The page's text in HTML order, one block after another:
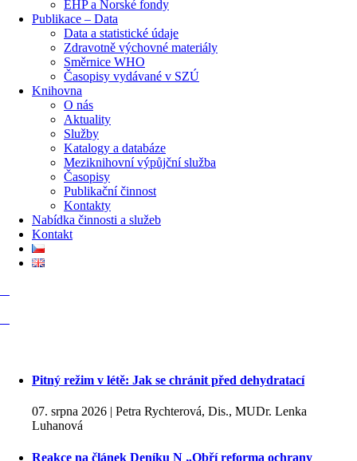
EHP a Norské fondy
Publikace – Data
Data a statistické údaje
Zdravotně výchovné materiály
Směrnice WHO
Časopisy vydávané v SZÚ
Knihovna
O nás
Aktuality
Služby
Katalogy a databáze
Meziknihovní výpůjční služba
Časopisy
Publikační činnost
Kontakty
Nabídka činnosti a služeb
Kontakt
Pitný režim v létě: Jak se chránit před dehydratací
07. srpna 2026 | Petra Rychterová, Dis., MUDr. Lenka
Luhanová
Reakce na článek Deníku N „Obří reforma ochrany